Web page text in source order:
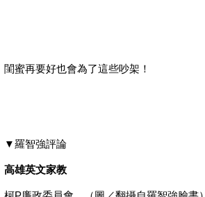
閨蜜再要好也會為了這些吵架！
▼羅智強評論
高雄英文家教